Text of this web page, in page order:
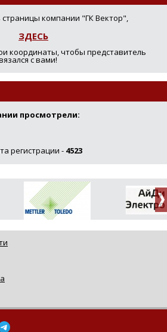
компании "ГК Вектор",
ЗДЕСЬ
координаты, чтобы представитель
с вами!
просмотрели:
регистрации - 4523